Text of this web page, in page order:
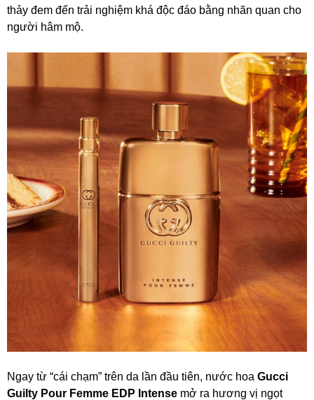
thảy đem đến trải nghiệm khá độc đáo bằng nhãn quan cho
người hâm mộ.
Ngay từ “cái chạm” trên da lần đầu tiên, nước hoa Gucci
Guilty Pour Femme EDP Intense mở ra hương vị ngọt